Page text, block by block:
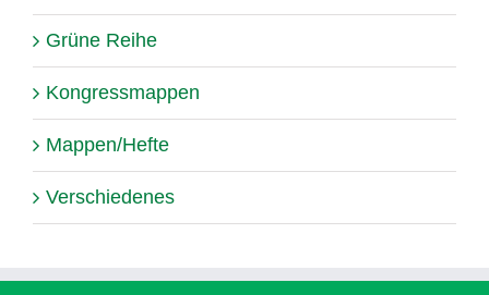
Grüne Reihe
Kongressmappen
Mappen/Hefte
Verschiedenes